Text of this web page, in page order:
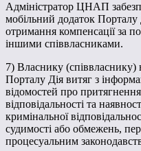
Адміністратор ЦНАП
мобільний додаток Порталу
отримання компенсації за
іншими співвласниками.
7) Власнику (співвласнику)
Порталу Дія витяг з
відомостей про
відповідальності та
кримінальної
судимості або обмежень,
процесуальним